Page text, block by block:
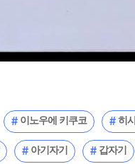
이노우에 키쿠코 히
아기자기 갑자기